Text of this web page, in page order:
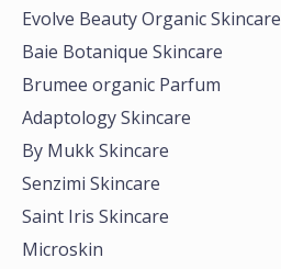
Evolve Beauty Organic Skincare
Baie Botanique Skincare
Brumee organic Parfum
Adaptology Skincare
By Mukk Skincare
Senzimi Skincare
Saint Iris Skincare
Microskin